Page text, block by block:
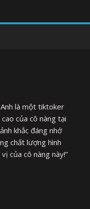
là một tiktoker
của cô nàng tại
khắc đáng nhớ
chất lượng hình
của cô nàng này!”